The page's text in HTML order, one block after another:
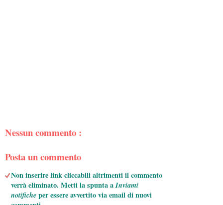
Nessun commento :
Posta un commento
Non inserire link cliccabili altrimenti il commento
verrà eliminato. Metti la spunta aInviami
notificheper essere avvertito via email di nuovi